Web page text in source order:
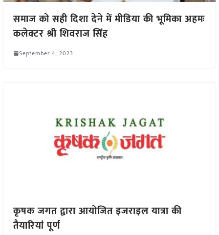
समाज को सही दिशा देने में मीडिया की भूमिका अहमः
कलेक्टर श्री शिवराज सिंह
September 4, 2023
कृषक जगत द्वारा आयोजित इजराइल यात्रा की
तैयारियां पूर्ण